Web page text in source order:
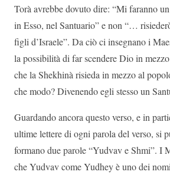
Torà avrebbe dovuto dire: “Mi faranno
in Esso, nel Santuario” e non “…
figli d’Israele”. Da ciò ci insegnano i
la possibilità di far scendere Dio in
che la Shekhinà risieda in mezzo al
che modo? Divenendo egli stesso un
Guardando ancora questo verso, e in
ultime lettere di ogni parola del verso, si
formano due parole “Yudvav e Shmi”. I
che Yudvav come Yudhey è uno dei